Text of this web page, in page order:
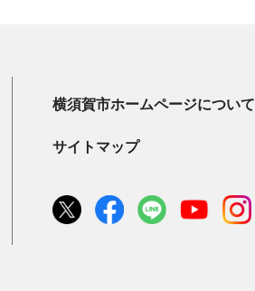
横須賀市ホームページについて
サイトマップ